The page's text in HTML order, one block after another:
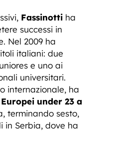
Fassinotti ha
successi in
Nel 2009 ha
italiani: due
e uno ai
universitari.
internazionale, ha
Europei under 23 a
terminando sesto,
in Serbia, dove ha